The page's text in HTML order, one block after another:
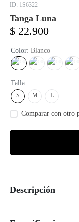
: 1S6322
Tanga Luna
$ 22.900
Color: Blanco
Talla
S M L
Descripción